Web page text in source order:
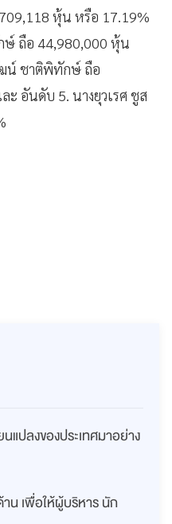
หุ้น หรือ 17.19%
ถือ 44,980,000 หุ้น
น์ ชาติพิทักษ์ ถือ
อันดับ 5. นางยุวเรศ ชูส
แปลงของประเทศมาอย่าง
น เพื่อให้ผู้บริหาร นัก